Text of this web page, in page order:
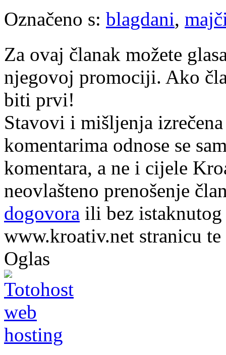
Označeno s: blagdani,
Za ovaj članak možete
njegovoj promociji. Ako
biti prvi!
Stavovi i mišljenja
komentarima odnose se
komentara, a ne i cijele
neovlašteno prenošenje
dogovora ili bez
www.kroativ.net stranicu te
Oglas